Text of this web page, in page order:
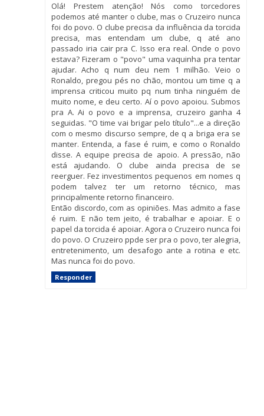
Olá! Prestem atenção! Nós como torcedores
podemos até manter o clube, mas o Cruzeiro nunca
foi do povo. O clube precisa da influência da torcida
precisa, mas entendam um clube, q até ano
passado iria cair pra C. Isso era real. Onde o povo
estava? Fizeram o "povo" uma vaquinha pra tentar
ajudar. Acho q num deu nem 1 milhão. Veio o
Ronaldo, pregou pés no chão, montou um time q a
imprensa criticou muito pq num tinha ninguém de
muito nome, e deu certo. Aí o povo apoiou. Submos
pra A. Ai o povo e a imprensa, cruzeiro ganha 4
seguidas. "O time vai brigar pelo título"...e a direção
com o mesmo discurso sempre, de q a briga era se
manter. Entenda, a fase é ruim, e como o Ronaldo
disse. A equipe precisa de apoio. A pressão, não
está ajudando. O clube ainda precisa de se
reerguer. Fez investimentos pequenos em nomes q
podem talvez ter um retorno técnico, mas
principalmente retorno financeiro.
Então discordo, com as opiniões. Mas admito a fase
é ruim. E não tem jeito, é trabalhar e apoiar. E o
papel da torcida é apoiar. Agora o Cruzeiro nunca foi
do povo. O Cruzeiro ppde ser pra o povo, ter alegria,
entretenimento, um desafogo ante a rotina e etc.
Mas nunca foi do povo.
Responder